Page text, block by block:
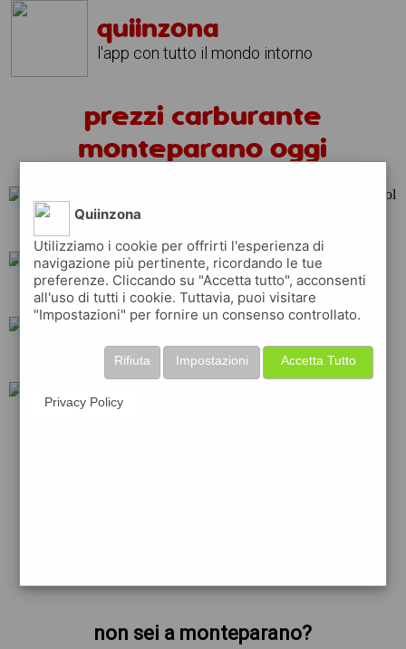
quiinzona
l'app con tutto il mondo intorno
prezzi carburante
monteparano oggi
total api ip
q8 tamoil
non sei a monteparano?
Quiinzona
Utilizziamo i cookie per offrirti l'esperienza di
navigazione più pertinente, ricordando le tue
preferenze. Cliccando su "Accetta tutto", acconsenti
all'uso di tutti i cookie. Tuttavia, puoi visitare
"Impostazioni" per fornire un consenso controllato.
Accetta Tutto
Impostazioni
Rifiuta
Privacy Policy